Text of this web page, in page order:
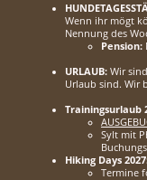
Wenn ihr mögt
Nennung des
Pension:
URLAUB: Wir
Urlaub sind. Wir
Trainingsurlaub
Sylt mit
Hiking Days
Termine